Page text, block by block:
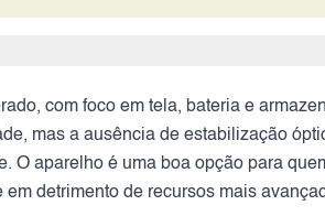
com foco em tela, bateria e
mas a ausência de estabilização
O aparelho é uma boa opção para
detrimento de recursos mais